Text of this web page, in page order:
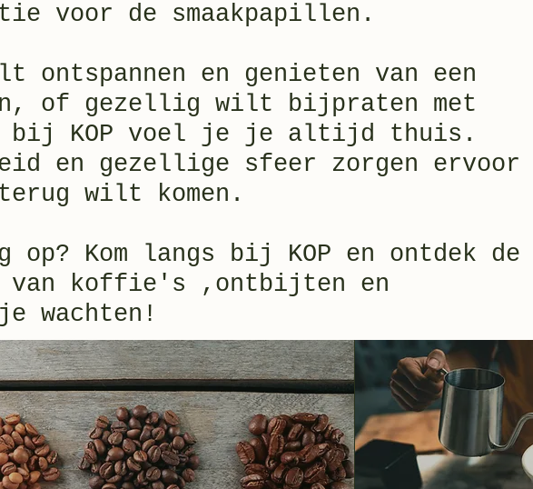
voor de smaakpapillen.
ontspannen en genieten van een
of gezellig wilt bijpraten met
bij KOP voel je je altijd thuis.
en gezellige sfeer zorgen ervoor
wilt komen.
op? Kom langs bij KOP en ontdek de
van koffie's ,ontbijten en
wachten!